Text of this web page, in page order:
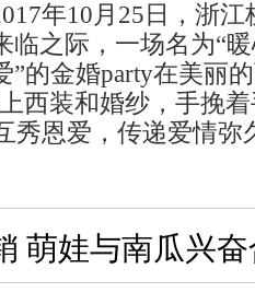
年10月25日，浙
临之际，一场名为“
”的金婚party在美丽
西装和婚纱，手挽
秀恩爱，传递爱情弥
萌娃与南瓜兴